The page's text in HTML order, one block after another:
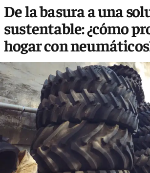
De la basura a una
sustentable: ¿cómo
hogar con